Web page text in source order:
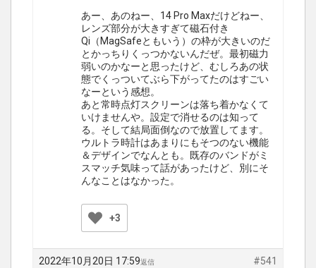
あー、あのねー、14 Pro Maxだけどねー、
レンズ部分が大きすぎて磁石付き
Qi（MagSafeともいう）の枠が大きいのだ
とかっちりくっつかないんだぜ。最初磁力
弱いのかなーと思ったけど、むしろあの状
態でくっついてぶら下がってたのはすごい
なーという感想。
あと常時点灯スクリーンは落ち着かなくて
いけませんや。設定で消せるのは知って
る。そして結局面倒なので放置してます。
ウルトラ時計はあまりにもそつのない機能
＆デザインでなんとも。既存のバンドがミ
スマッチ気味って話があったけど、別にそ
んなことはなかった。
+3
2022年10月20日 17:59 #541
返信